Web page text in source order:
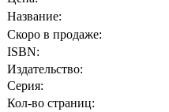
Название:
Скоро в продаже:
ISBN:
Издательство:
Серия:
Кол-во страниц: